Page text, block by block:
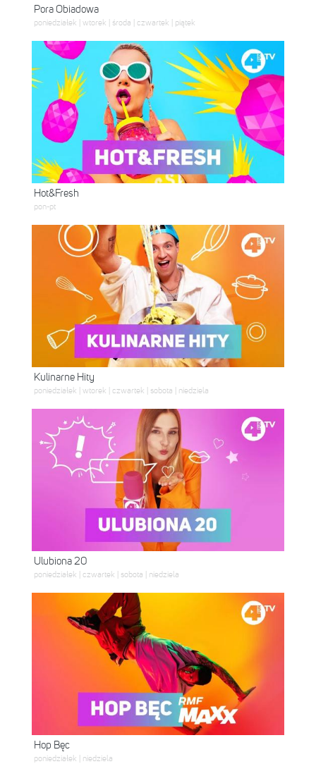
Pora Obiadowa
poniedziałek | wtorek | środa | czwartek | piątek
Hot&Fresh
pon-pt
Kulinarne Hity
poniedziałek | wtorek | czwartek | sobota | niedziela
Ulubiona 20
poniedziałek | czwartek | sobota | niedziela
Hop Bęc
poniedziałek | niedziela